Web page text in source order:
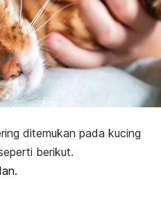
ditemukan pada kucing
berikut.